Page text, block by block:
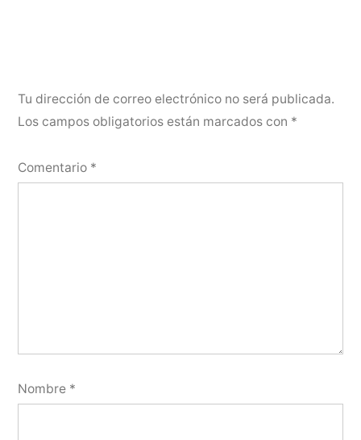
Tu dirección de correo electrónico no será publicada.
Los campos obligatorios están marcados con *
Comentario *
Nombre *